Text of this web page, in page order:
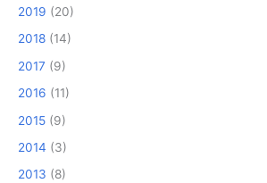
2019 (20)
2018 (14)
2017 (9)
2016 (11)
2015 (9)
2014 (3)
2013 (8)